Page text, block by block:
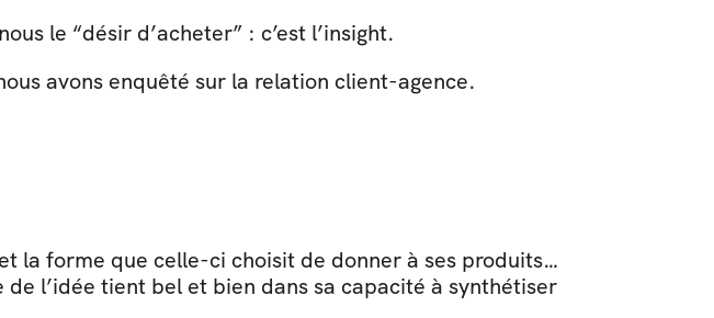
le “désir d’acheter” : c’est l’insight.
avons enquêté sur la relation client-agence.
la forme que celle-ci choisit de donner à ses produits…
l’idée tient bel et bien dans sa capacité à synthétiser